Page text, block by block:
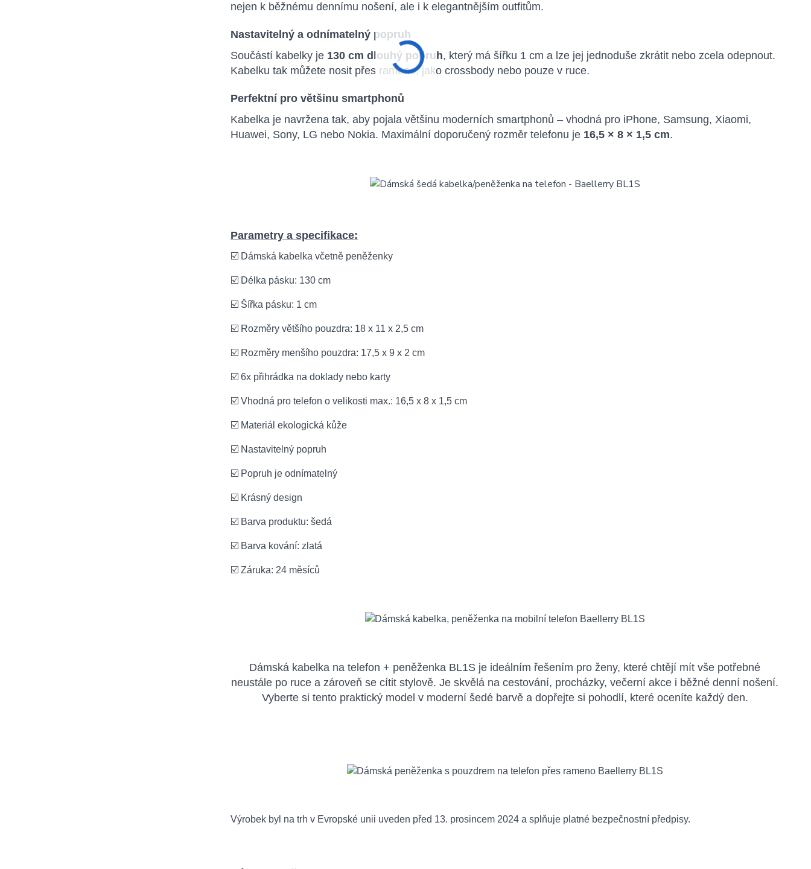
nejen k běžnému dennímu nošení, ale i k elegantnějším outfitům.
Nastavitelný a odnímatelný popruh
Součástí kabelky je 130 cm dlouhý popruh, který má šířku 1 cm a lze jej jednoduše zkrátit nebo zcela odepnout.
Kabelku tak můžete nosit přes rameno, jako crossbody nebo pouze v ruce.
Perfektní pro většinu smartphonů
Kabelka je navržena tak, aby pojala většinu moderních smartphonů – vhodná pro iPhone, Samsung, Xiaomi,
Huawei, Sony, LG nebo Nokia. Maximální doporučený rozměr telefonu je 16,5 × 8 × 1,5 cm.
Parametry a specifikace:
☑️ Dámská kabelka včetně peněženky
☑️ Délka pásku: 130 cm
☑️ Šířka pásku: 1 cm
☑️ Rozměry většího pouzdra: 18 x 11 x 2,5 cm
☑️ Rozměry menšího pouzdra: 17,5 x 9 x 2 cm
☑️ 6x přihrádka na doklady nebo karty
☑️ Vhodná pro telefon o velikosti max.: 16,5 x 8 x 1,5 cm
☑️ Materiál ekologická kůže
☑️ Nastavitelný popruh
☑️ Popruh je odnímatelný
☑️ Krásný design
☑️ Barva produktu: šedá
☑️ Barva kování: zlatá
☑️ Záruka: 24 měsíců
Dámská kabelka na telefon + peněženka BL1S je ideálním řešením pro ženy, které chtějí mít vše potřebné
neustále po ruce a zároveň se cítit stylově. Je skvělá na cestování, procházky, večerní akce i běžné denní nošení.
Vyberte si tento praktický model v moderní šedé barvě a dopřejte si pohodlí, které oceníte každý den.
Výrobek byl na trh v Evropské unii uveden před 13. prosincem 2024 a splňuje platné bezpečnostní předpisy.